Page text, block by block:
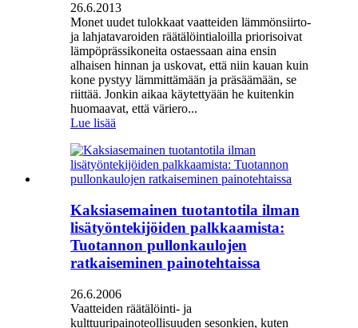
26.6.2013
Monet uudet tulokkaat vaatteiden lämmönsiirto-
ja lahjatavaroiden räätälöintialoilla priorisoivat
lämpöprässikoneita ostaessaan aina ensin
alhaisen hinnan ja uskovat, että niin kauan kuin
kone pystyy lämmittämään ja präsäämään, se
riittää. Jonkin aikaa käytettyään he kuitenkin
huomaavat, että väriero...
Lue lisää
Kaksiasemainen tuotantotila ilman
lisätyöntekijöiden palkkaamista:
Tuotannon pullonkaulojen
ratkaiseminen painotehtaissa
26.6.2006
Vaatteiden räätälöinti- ja
kulttuuripainoteollisuuden sesonkien, kuten